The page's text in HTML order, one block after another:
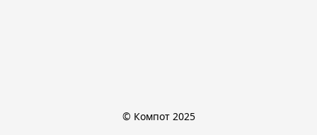
© Компот 2025